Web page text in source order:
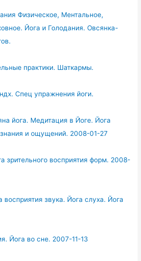
Физическое, Ментальное,
Йога и Голодания. Овсянка-
практики. Шаткармы.
Спец упражнения йоги.
йога. Медитация в Йоге. Йога
и ощущений. 2008-01-27
зрительного восприятия форм. 2008-
звука. Йога слуха. Йога
Йога во сне. 2007-11-13